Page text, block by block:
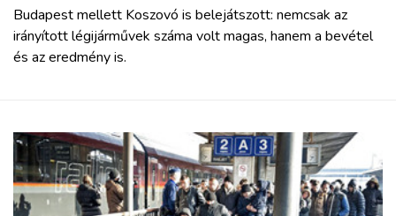
Budapest mellett Koszovó is belejátszott: nemcsak az
irányított légijárművek száma volt magas, hanem a bevétel
és az eredmény is.